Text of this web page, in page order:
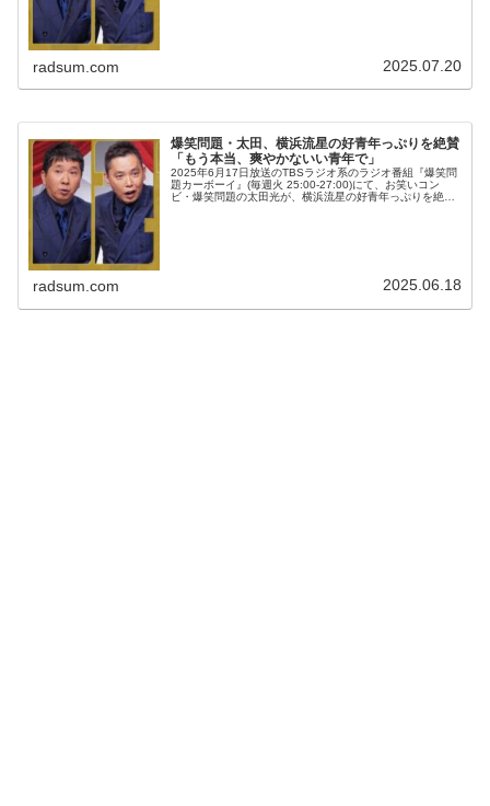
radsum.com 2025.07.20
爆笑問題・太田、横浜流星の好青年っぷりを絶賛
「もう本当、爽やかないい青年で」
2025年6月17日放送のTBSラジオ系のラジオ番組『爆笑問
題カーボーイ』(毎週火 25:00-27:00)にて、お笑いコン
ビ・爆笑問題の太田光が、横浜流星の好青年っぷりを絶賛
radsum.com 2025.06.18